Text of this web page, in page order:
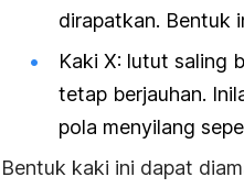
dirapatkan. Bentuk
Kaki X: lutut saling
tetap berjauhan.
pola menyilang
Bentuk kaki ini dapat